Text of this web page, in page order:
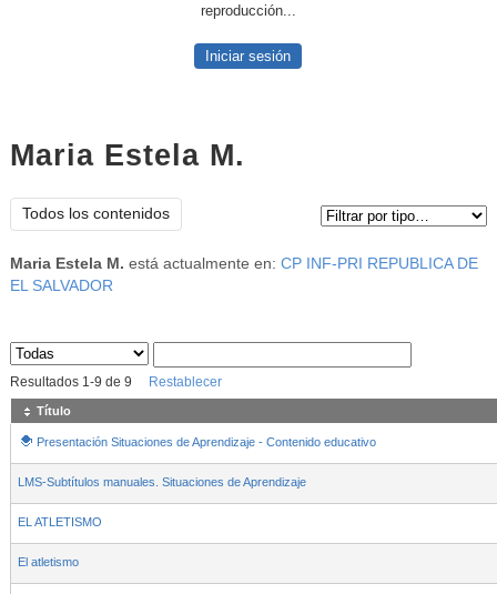
reproducción...
Iniciar sesión
Maria Estela M.
Todos los contenidos
Maria Estela M. está actualmente en: CP INF-PRI REPUBLICA DE
EL SALVADOR
Sus archivos
Resultados 1-9 de 9 Restablecer
Título
Presentación Situaciones de Aprendizaje - Contenido educativo
LMS-Subtítulos manuales. Situaciones de Aprendizaje
EL ATLETISMO
El atletismo